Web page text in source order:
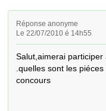
Réponse anonyme
Le 22/07/2010 é 14h55
Salut,aimerai
.quelles sont les
concours